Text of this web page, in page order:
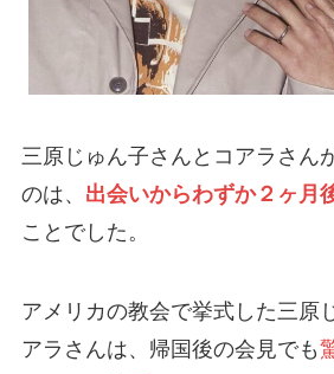
三原じゅん子さんとコアラさん
のは、 出会いからわずか２ヶ月
ことでした。
アメリカの教会で挙式した三原
アラさんは、帰国後の会見でも